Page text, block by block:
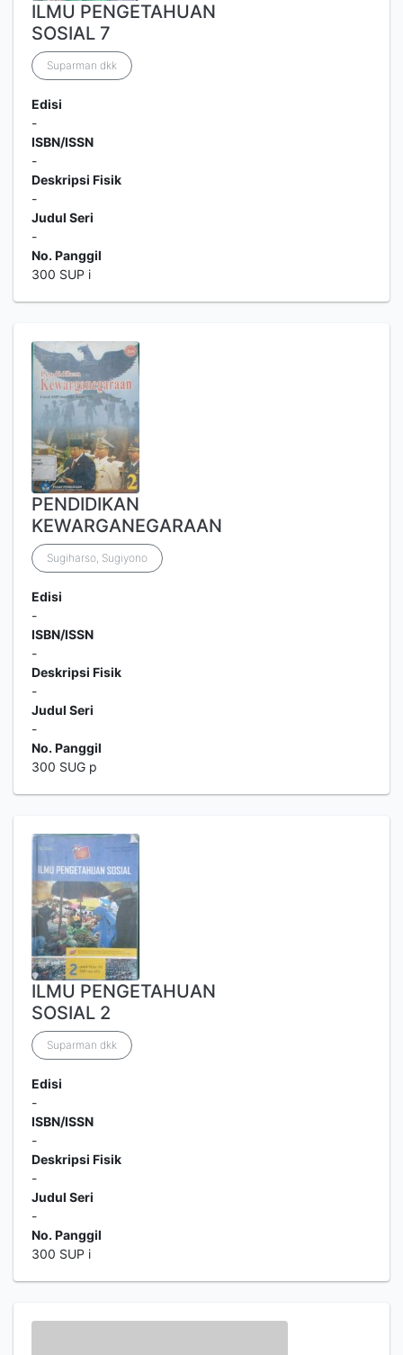
ILMU PENGETAHUAN
SOSIAL 7
Suparman dkk
Edisi
-
ISBN/ISSN
-
Deskripsi Fisik
-
Judul Seri
-
No. Panggil
300 SUP i
PENDIDIKAN
KEWARGANEGARAAN
Sugiharso, Sugiyono
Edisi
-
ISBN/ISSN
-
Deskripsi Fisik
-
Judul Seri
-
No. Panggil
300 SUG p
ILMU PENGETAHUAN
SOSIAL 2
Suparman dkk
Edisi
-
ISBN/ISSN
-
Deskripsi Fisik
-
Judul Seri
-
No. Panggil
300 SUP i